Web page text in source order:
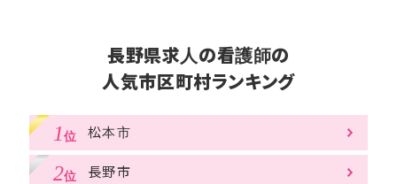
長野県求人の看護師の
人気市区町村ランキング
松本市
長野市